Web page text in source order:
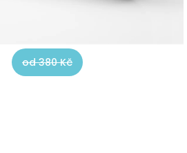
od 380 Kč